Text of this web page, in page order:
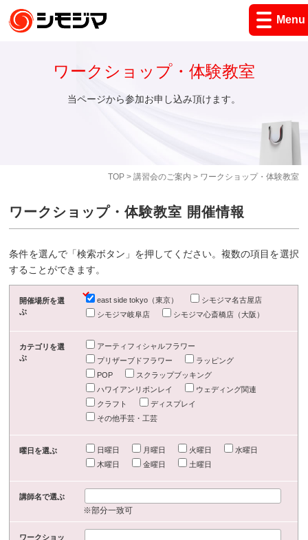
Menu
TOP> 講習会のご案内 > ワークショップ・体験教室
ワークショップ・体験教室
当ページから参加お申し込み頂けます。
ワークショップ・体験教室 開催情報
条件を選んで「検索ボタン」を押してください。複数の項目を選択
することができます。
開催場所を選
ぶ
east side tokyo（東京）
シモジマ名古屋店
シモジマ岐阜店
シモジマ心斎橋店（大阪）
カテゴリを選
ぶ
アーティフィシャルフラワー
プリザーブドフラワー
ラッピング
POP
スクラップブッキング
ハワイアンリボンレイ
ウェディング関連
クラフト
ディスプレイ
その他手芸・工芸
曜日を選ぶ 日曜日 月曜日 火曜日
水曜日
木曜日
金曜日 土曜日
講師名で選ぶ
※部分一致可
ワークショッ